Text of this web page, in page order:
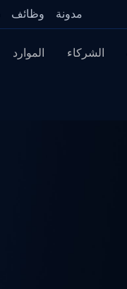
مدونة وظائف
الشركاء الموارد